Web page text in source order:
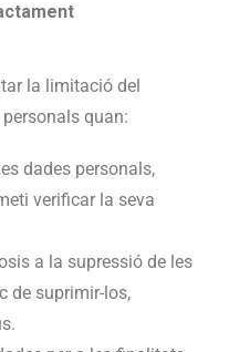
la limitació del
quan:
dades personals,
verificar la seva
a la supressió de les
de suprimir-los,